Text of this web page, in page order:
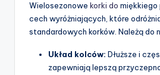
Wielosezonowe korki do miękkiego
cech wyróżniających, które
standardowych korków. Należą do
Układ kolców: Dłuższe i
zapewniają lepszą